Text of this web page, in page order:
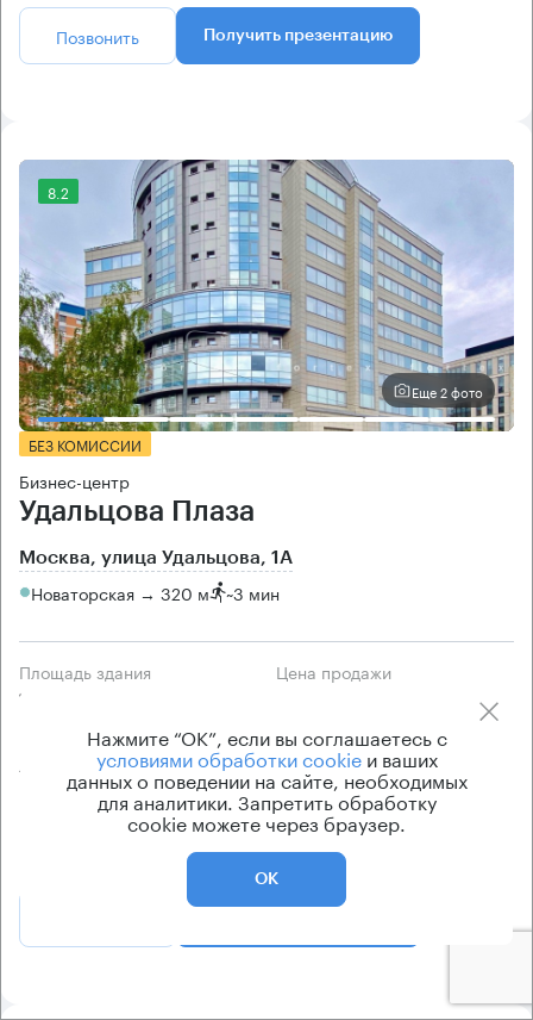
Позвонить Получить презентацию
8.2
Еще 2 фото
БЕЗ КОМИССИИ
Бизнес-центр
Удальцова Плаза
Москва, улица Удальцова, 1А
Новаторская → 320 м ~3 мин
Площадь здания
11273 кв.м
Цена продажи
Класс здания
А
Вентиляция
приточно-вытяжная
Кондиционирование
центральное
Нажмите “ОК”, если вы соглашаетесь с
условиями обработки cookieи ваших
данных о поведении на сайте, необходимых
для аналитики. Запретить обработку
cookie можете через браузер.
ОК